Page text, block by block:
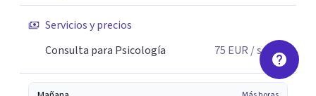
Servicios y precios
Consulta para Psicología
75 EUR / sesión